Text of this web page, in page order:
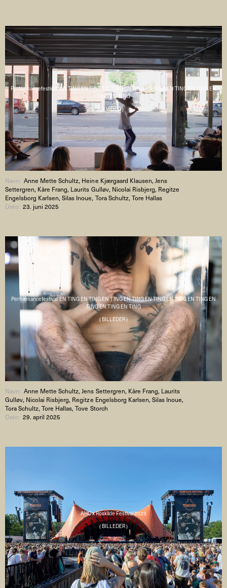
Performancefestival : EN TING EN TING EN TING EN TING EN TING EN TING EN TING EN
TING EN TING
( VIDEO )
Navn:Anne Mette Schultz, Heine Kjærgaard Klausen, Jens
Settergren, Kåre Frang, Laurits Gulløv, Nicolai Risbjerg, Regitze
Engelsborg Karlsen, Silas Inoue, Tora Schultz, Tore Hallas
Dato:23. juni 2025
Performancefestival: EN TING EN TING EN TING EN TING EN TING EN TING EN TING EN
TING EN TING EN TING
( BILLEDER )
Navn:Anne Mette Schultz, Jens Settergren, Kåre Frang, Laurits
Gulløv, Nicolai Risbjerg, Regitze Engelsborg Karlsen, Silas Inoue,
Tora Schultz, Tore Hallas, Tove Storch
Dato:29. april 2025
AHC x Roskilde Festival 2023
( BILLEDER )